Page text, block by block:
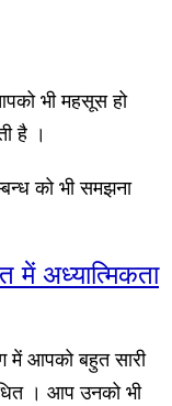
भी महसूस हो
है ।
को भी समझना
अध्यात्मिकता
में आपको बहुत सारी
। आप उनको भी